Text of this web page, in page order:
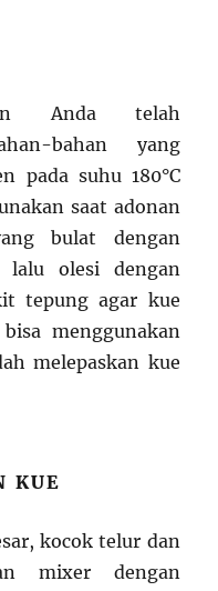
Anda telah
bahan yang
pada suhu 180°C
saat adonan
bulat dengan
olesi dengan
tepung agar kue
menggunakan
melepaskan kue
KUE
kocok telur dan
mixer dengan